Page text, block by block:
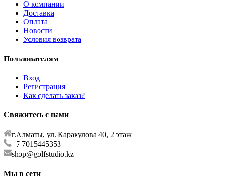
О компании
Доставка
Оплата
Новости
Условия возврата
Пользователям
Вход
Регистрация
Как сделать заказ?
Свяжитесь с нами
г.Алматы, ул. Каракулова 40, 2 этаж
+7 7015445353
shop@golfstudio.kz
Мы в сети